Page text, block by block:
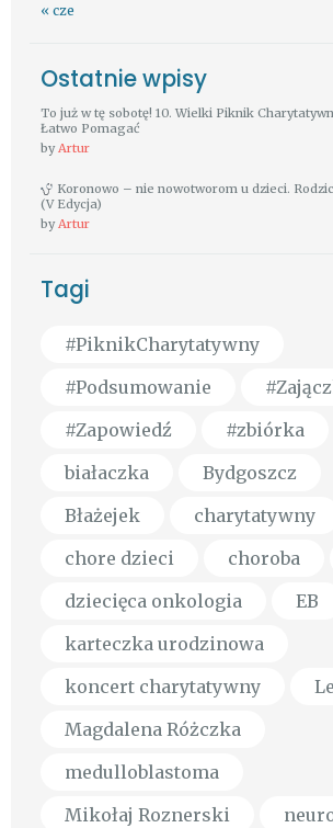
« cze
Ostatnie wpisy
To już w tę sobotę! 10. Wielki Piknik
Łatwo Pomagać
by Artur
Koronowo – nie nowotworom u dzieci.
(V Edycja)
byArtur
Tagi
#PiknikCharytatywny
#Podsumowanie
#Zapowiedź
#zbiórka
białaczka
Bydgoszcz
Błażejek
charytatywny
chore dzieci
choroba
dziecięca onkologia
EB
karteczka urodzinowa
koncert charytatywny
Magdalena Różczka
medulloblastoma
Mikołaj Roznerski